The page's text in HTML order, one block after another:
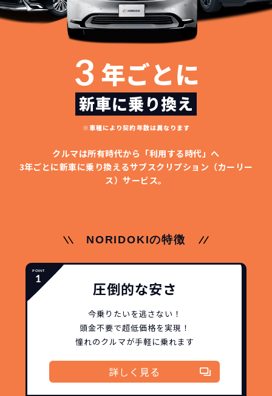
3 年ごとに
新車に乗り換え
※車種により契約年数は異なります
クルマは所有時代から「利用する時代」へ
3年ごとに新車に乗り換えるサブスクリプション（カーリー
ス）サービス。
NORIDOKIの特徴
圧倒的な安さ
今乗りたいを逃さない！
頭金不要で超低価格を実現！
憧れのクルマが手軽に乗れます
詳しく見る
どこよりも安く ご契約いただけます！
NORIDOKIは高残価設定を実現！
ます！
高残価設定を実現！
低価格が可能に！
ジョイカルジャパンが今まで培ってきた
日本全国・世界中の流通ネットワークと
短期間だから安心！
NORIDOKIなら短期リースでも安いんです！
イフスタイルの変化にも対応が可能です。
故障リスクが非常に低い
3年以内の契約なので、故障リスクが非常
に少なくなります。例え故障してもメーカ
ー保証があるから安心です。
月々定額料金で安心
NORIDOKIなら頭金・ボーナス払い・諸経費・税
いただくだけでご利用いただけます。
新車購入時の税金や
車を購入する場合、購入時に｢登録時諸費
用｣や「各種税金」は車両本体以外にかか
ります。
これらの費用がコミコミの料金です。